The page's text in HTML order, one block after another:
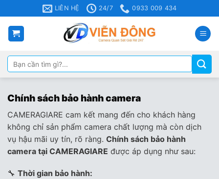
qua
nội
dung
LIÊN HỆ 24/7 0933 009 434
Tìm
kiếm:
Chính sách bảo hành camera
CAMERAGIARE cam kết mang đến cho khách hàng
không chỉ sản phẩm camera chất lượng mà còn dịch
vụ hậu mãi uy tín, rõ ràng. Chính sách bảo hành
camera tại CAMERAGIARE được áp dụng như sau:
🔧 Thời gian bảo hành: